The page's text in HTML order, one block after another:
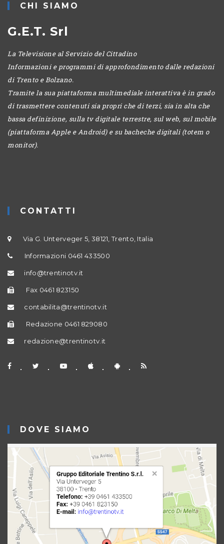
CHI SIAMO
G.E.T. Srl
La Televisione al Servizio del Cittadino
Informazioni e programmi di approfondimento dalle redazioni
di Trento e Bolzano.
Tramite la sua piattaforma multimediale interattiva è in grado
di trasmettere contenuti sia propri che di terzi, sia in alta che
bassa definizione, sulla tv digitale terrestre, sul web, sul mobile
(piattaforma Apple e Android) e su bacheche digitali (totem o
monitor).
CONTATTI
Via G. Unterveger 5, 38121, Trento, Italia
Informazioni 0461 433500
info@trentinotv.it
Fax 0461 823150
contabilita@trentinotv.it
Redazione 0461 829080
redazione@trentinotv.it
DOVE SIAMO